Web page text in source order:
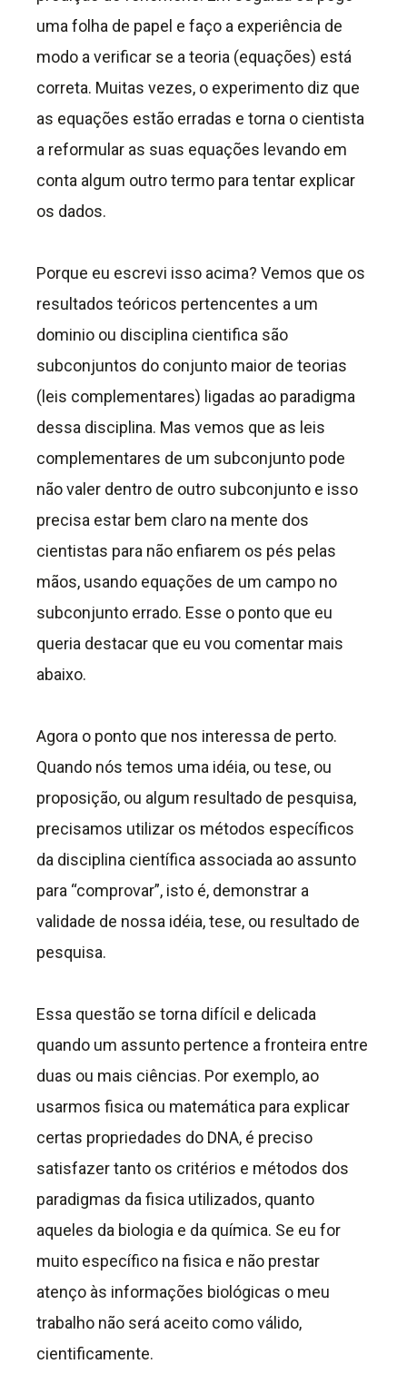
uma folha de papel e faço a experiência de
modo a verificar se a teoria (equações) está
correta. Muitas vezes, o experimento diz que
as equações estão erradas e torna o cientista
a reformular as suas equações levando em
conta algum outro termo para tentar explicar
os dados.
Porque eu escrevi isso acima? Vemos que os
resultados teóricos pertencentes a um
dominio ou disciplina cientifica são
subconjuntos do conjunto maior de teorias
(leis complementares) ligadas ao paradigma
dessa disciplina. Mas vemos que as leis
complementares de um subconjunto pode
não valer dentro de outro subconjunto e isso
precisa estar bem claro na mente dos
cientistas para não enfiarem os pés pelas
mãos, usando equações de um campo no
subconjunto errado. Esse o ponto que eu
queria destacar que eu vou comentar mais
abaixo.
Agora o ponto que nos interessa de perto.
Quando nós temos uma idéia, ou tese, ou
proposição, ou algum resultado de pesquisa,
precisamos utilizar os métodos específicos
da disciplina científica associada ao assunto
para “comprovar”, isto é, demonstrar a
validade de nossa idéia, tese, ou resultado de
pesquisa.
Essa questão se torna difícil e delicada
quando um assunto pertence a fronteira entre
duas ou mais ciências. Por exemplo, ao
usarmos fisica ou matemática para explicar
certas propriedades do DNA, é preciso
satisfazer tanto os critérios e métodos dos
paradigmas da fisica utilizados, quanto
aqueles da biologia e da química. Se eu for
muito específico na fisica e não prestar
atenço às informações biológicas o meu
trabalho não será aceito como válido,
cientificamente.